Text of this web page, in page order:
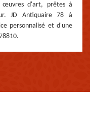
œuvres d'art, prêtes à
JD Antiquaire 78 à
personnalisé et d'une